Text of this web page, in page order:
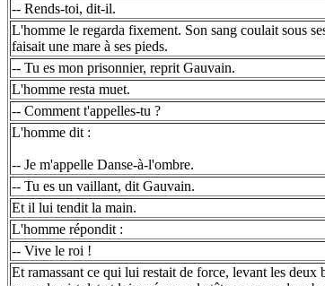
-- Rends-toi, dit-il.
L'homme le regarda fixement. Son sang coulait sous
faisait une mare à ses pieds.
-- Tu es mon prisonnier, reprit Gauvain.
L'homme resta muet.
-- Comment t'appelles-tu ?
L'homme dit :
-- Je m'appelle Danse-à-l'ombre.
-- Tu es un vaillant, dit Gauvain.
Et il lui tendit la main.
L'homme répondit :
-- Vive le roi !
Et ramassant ce qui lui restait de force, levant les